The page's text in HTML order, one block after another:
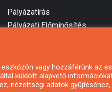
Pályázatírás
Pályázati Előminősítés
Mezőgazdasági pályázatírás
Pályázatírás
vagy hozzáférünk az
küldött alapvető
nézettségi adatok